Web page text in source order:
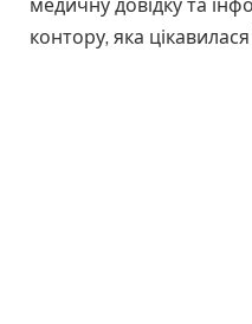
медичну довідку та
контору, яка цікавилася